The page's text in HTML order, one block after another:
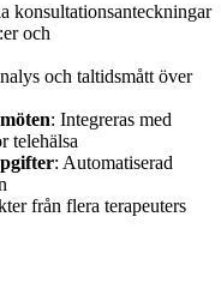
konsultationsanteckningar
och
och taltidsmått över
: Integreras med
telehälsa
: Automatiserad
från flera terapeuters